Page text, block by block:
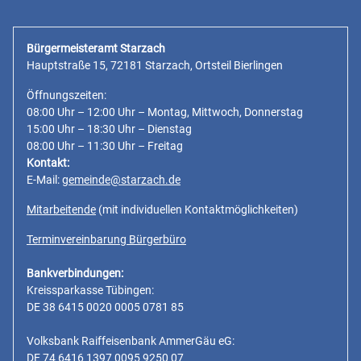
Bürgermeisteramt Starzach
Hauptstraße 15, 72181 Starzach, Ortsteil Bierlingen
Öffnungszeiten:
08:00 Uhr – 12:00 Uhr – Montag, Mittwoch, Donnerstag
15:00 Uhr – 18:30 Uhr – Dienstag
08:00 Uhr – 11:30 Uhr – Freitag
Kontakt:
E-Mail:gemeinde@starzach.de
Mitarbeitende (mit individuellen Kontaktmöglichkeiten)
Terminvereinbarung Bürgerbüro
Bankverbindungen:
Kreissparkasse Tübingen:
DE 38 6415 0020 0005 0781 85
Volksbank Raiffeisenbank AmmerGäu eG:
DE 74 6416 1397 0095 9250 07